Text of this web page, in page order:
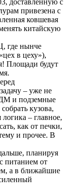
привезена с
ковшевая
китайскую
где нынче
в цеху»),
Площади будут
– уже не
и подземные
кузова,
– главное,
как от печки,
и прочее. В
планируя
питанием от
а в ближайшие